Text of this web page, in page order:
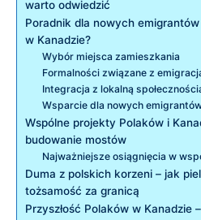
warto odwiedzić
Poradnik dla nowych
w Kanadzie?
Wybór miejsca zamieszkania
Formalności związane z
Integracja z lokalną
Wsparcie dla nowych
Wspólne projekty Polaków i
budowanie mostów
Najważniejsze osiągnięcia w
Duma z polskich korzeni – jak
tożsamość za granicą
Przyszłość Polaków w Kanadzie